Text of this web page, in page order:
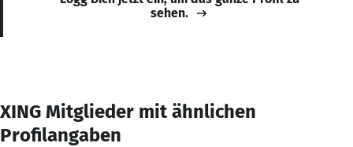
sehen.
XING Mitglieder mit ähnlichen
Profilangaben